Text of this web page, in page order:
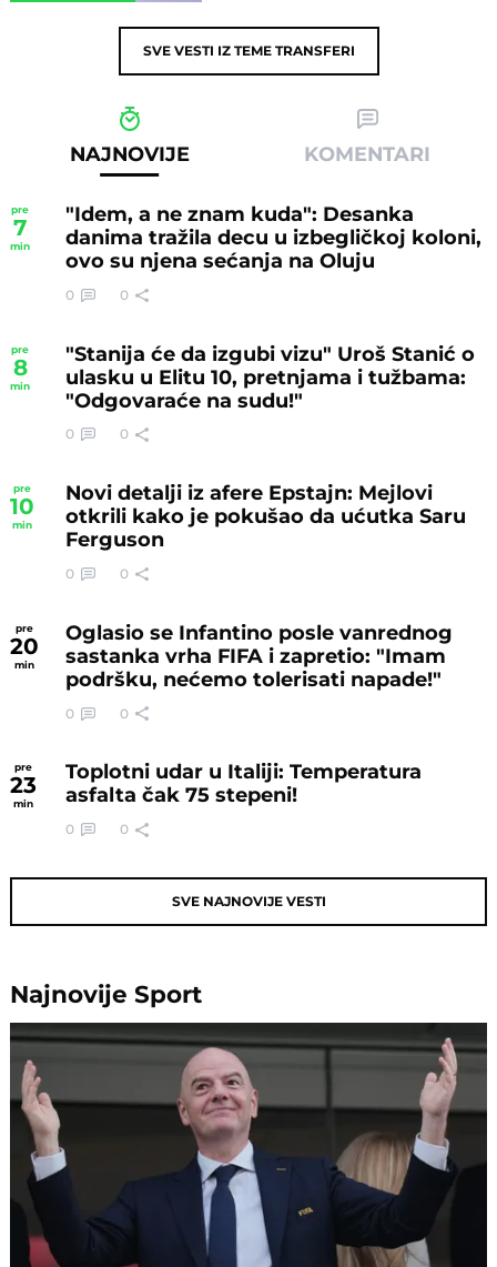
SVE VESTI IZ TEME TRANSFERI
NAJNOVIJE KOMENTARI
pre
7
min
"Idem, a ne znam kuda": Desanka
danima tražila decu u izbegličkoj koloni,
ovo su njena sećanja na Oluju
0 0
pre
8
min
"Stanija će da izgubi vizu" Uroš Stanić o
ulasku u Elitu 10, pretnjama i tužbama:
"Odgovaraće na sudu!"
0 0
pre
10
min
Novi detalji iz afere Epstajn: Mejlovi
otkrili kako je pokušao da ućutka Saru
Ferguson
0 0
pre
20
min
Oglasio se Infantino posle vanrednog
sastanka vrha FIFA i zapretio: "Imam
podršku, nećemo tolerisati napade!"
0 0
pre
23
min
Toplotni udar u Italiji: Temperatura
asfalta čak 75 stepeni!
0 0
SVE NAJNOVIJE VESTI
NajnovijeSport